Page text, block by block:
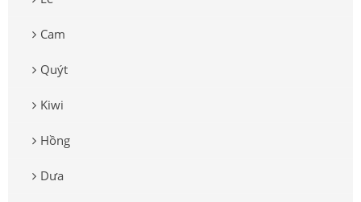
Cam
Quýt
Kiwi
Hồng
Dưa